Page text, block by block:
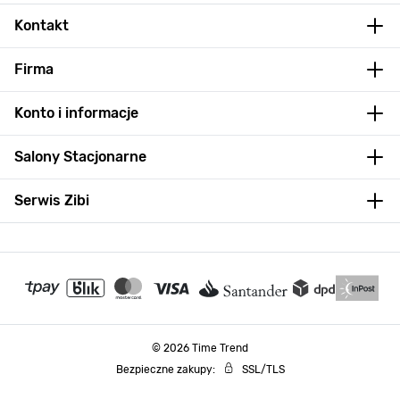
Kontakt
Firma
Konto i informacje
Salony Stacjonarne
Serwis Zibi
© 2026 Time Trend
Bezpieczne zakupy:
SSL/TLS